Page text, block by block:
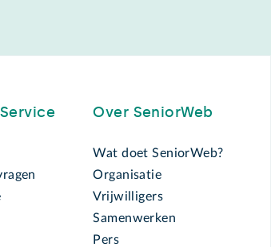
Over SeniorWeb
Wat doet SeniorWeb?
Organisatie
Vrijwilligers
Samenwerken
Pers